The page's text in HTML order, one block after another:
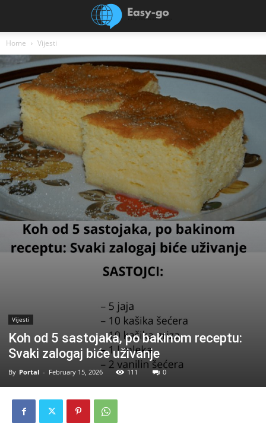
Home Vijesti
Vijesti
Koh od 5 sastojaka, po bakinom receptu:
Svaki zalogaj biće uživanje
By Portal - February 15, 2026 111 0